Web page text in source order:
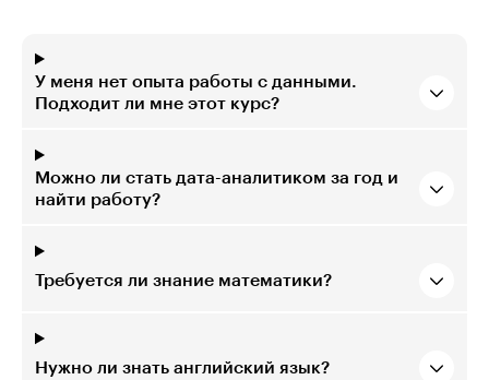
У меня нет опыта работы с данными.
Подходит ли мне этот курс?
Можно ли стать дата-аналитиком за год и
найти работу?
Требуется ли знание математики?
Нужно ли знать английский язык?